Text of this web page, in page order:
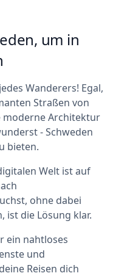
der Kauf
diese
:)
um in
Wanderers! Egal,
Straßen von
moderne Architektur
- Schweden
bieten.
Welt ist auf
ohne dabei
ist die Lösung klar.
ein nahtloses
und
Reisen dich